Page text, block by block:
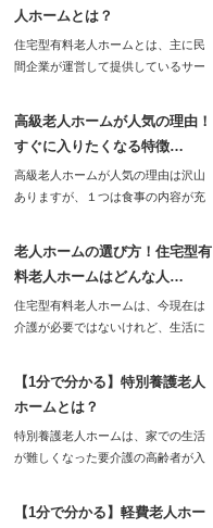
人ホームとは？
住宅型有料老人ホームとは、主に民
間企業が運営して提供しているサー
高級老人ホームが人気の理由！
すぐに入りたくなる特徴…
高級老人ホームが人気の理由は沢山
ありますが、１つは食事の内容が充
老人ホームの選び方！住宅型有
料老人ホームはどんな人…
住宅型有料老人ホームは、今現在は
介護が必要ではないけれど、生活に
【1分で分かる】特別養護老人
ホームとは？
特別養護老人ホームは、家での生活
が難しくなった要介護の高齢者が入
【1分で分かる】軽費老人ホー